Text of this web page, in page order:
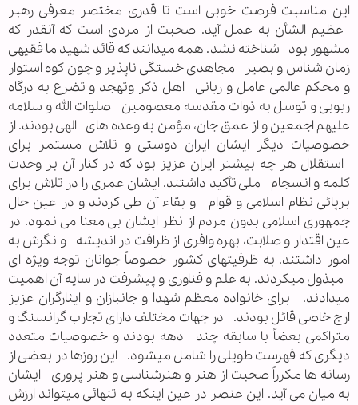
این مناسبت فرصت خوبی است تا قدری مختصر معرفی رهبر
عظیم الشأن به عمل آید. صحبت از مردی است که آنقدر که
مشهور بود شناخته نشد. همه میدانند که قائد شهید ما فقیهی
زمان شناس و بصیر مجاهدی خستگی ناپذیر و چون کوه استوار
و محکم عالمی عامل و ربانی اهل ذکر وتهجد و تضرع به درگاه
ربوبی و توسل به ذوات مقدسه معصومین صلوات الله و سلامه
علیهم اجمعین و از عمق جان، مؤمن به وعده های الهی بودند. از
خصوصیات دیگر ایشان ایران دوستی و تلاش مستمر برای
استقلال هر چه بیشتر ایران عزیز بود که در کنار آن بر وحدت
کلمه و انسجام ملی تأکید داشتند. ایشان عمری را در تلاش برای
برپائی نظام اسلامی و قوام و بقاء آن طی کردند و در عین حال
جمهوری اسلامی بدون مردم از نظر ایشان بی معنا می نمود. در
عین اقتدار و صلابت، بهره وافری از ظرافت در اندیشه و نگرش به
امور داشتند. به ظرفیتهای کشور خصوصاً جوانان توجه ویژه ای
مبذول میکردند. به علم و فناوری و پیشرفت در سایه آن اهمیت
میدادند. برای خانواده معظم شهدا و جانبازان و ایثارگران عزیز
ارج خاصی قائل بودند. در جهات مختلف دارای تجارب گرانسنگ و
متراکمی بعضاً با سابقه چند دهه بودند و خصوصیات متعدد
دیگری که فهرست طویلی را شامل میشود. این روزها در بعضی از
رسانه ها مکرراً صحبت از هنر و هنرشناسی و هنر پروری ایشان
به میان می آید. این عنصر در عین اینکه به تنهائی میتواند ارزش